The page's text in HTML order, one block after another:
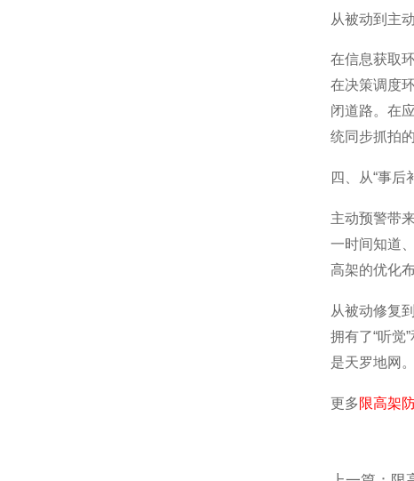
从被动到主
在信息获取
在决策调度
闭道路。在
统同步抓拍
四、从“事后
主动预警带
一时间知道
高架的优化
从被动修复
拥有了“听觉
是天罗地网。
更多限高架